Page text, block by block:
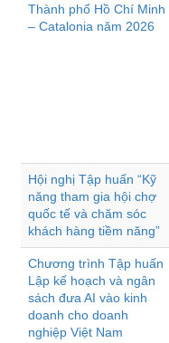
Thành phố Hồ Chí Minh
– Catalonia năm 2026
Hội nghị Tập huấn “Kỹ
năng tham gia hội chợ
quốc tế và chăm sóc
khách hàng tiềm năng”
Chương trình Tập huấn
Lập kế hoạch và ngân
sách đưa AI vào kinh
doanh cho doanh
nghiệp Việt Nam